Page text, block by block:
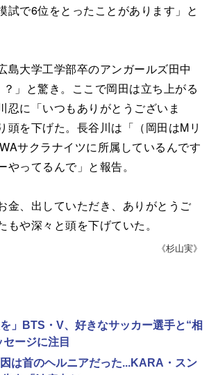
試で6位をとったことがあります」と
島大学工学部卒のアンガールズ田中
」と驚き。ここで岡田は立ち上がる
忍に「いつもありがとうございま
頭を下げた。長谷川は「（岡田はMリ
サクラナイツに所属しているんです
やってるんで」と報告。
金、出していただき、ありがとうご
もや深々と頭を下げていた。
《杉山実》
を」BTS・V、好きなサッカー選手と“相
ージに注目
は首のヘルニアだった...KARA・スン